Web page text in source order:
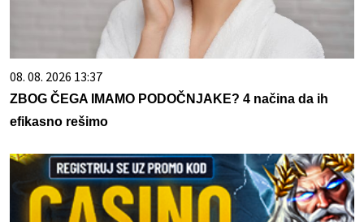
08. 08. 2026 13:37
ZBOG ČEGA IMAMO PODOČNJAKE? 4 načina da ih
efikasno rešimo